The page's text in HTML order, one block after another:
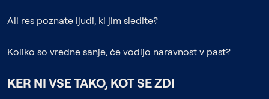
Ali res poznate ljudi, ki jim sledite?
Koliko so vredne sanje, če vodijo naravnost v past?
KER NI VSE TAKO, KOT SE ZDI